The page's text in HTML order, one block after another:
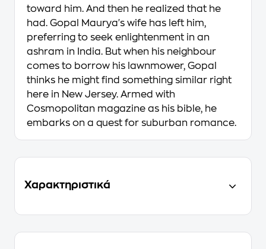
toward him. And then he realized that he
had. Gopal Maurya's wife has left him,
preferring to seek enlightenment in an
ashram in India. But when his neighbour
comes to borrow his lawnmower, Gopal
thinks he might find something similar right
here in New Jersey. Armed with
Cosmopolitan magazine as his bible, he
embarks on a quest for suburban romance.
Χαρακτηριστικά